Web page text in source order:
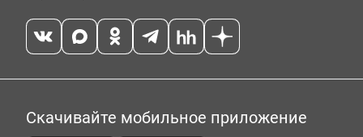
Скачивайте мобильное приложение